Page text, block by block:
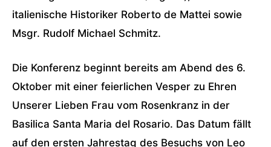
italienische Historiker Roberto de Mattei sowie
Msgr. Rudolf Michael Schmitz.
Die Konferenz beginnt bereits am Abend des 6.
Oktober mit einer feierlichen Vesper zu Ehren
Unserer Lieben Frau vom Rosenkranz in der
Basilica Santa Maria del Rosario. Das Datum fällt
auf den ersten Jahrestag des Besuchs von Leo